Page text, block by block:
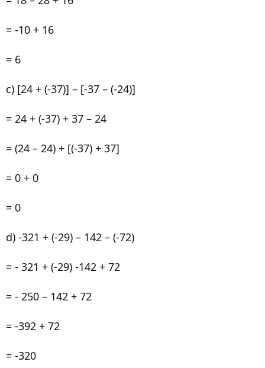
= -10 + 16
= 6
c) [24 + (-37)] – [-37 – (-24)]
= 24 + (-37) + 37 – 24
= (24 – 24) + [(-37) + 37]
= 0 + 0
= 0
d) -321 + (-29) – 142 – (-72)
= - 321 + (-29) -142 + 72
= - 250 – 142 + 72
= -392 + 72
= -320